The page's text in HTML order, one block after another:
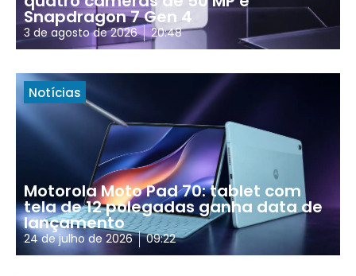
Snapdragon 7 Gen 4
3 de agosto de 2026 20:48
Notícias
Motorola Moto Pad 70: tablet com
tela de 12 polegadas ganha data de
lançamento
24 de julho de 2026 09:22